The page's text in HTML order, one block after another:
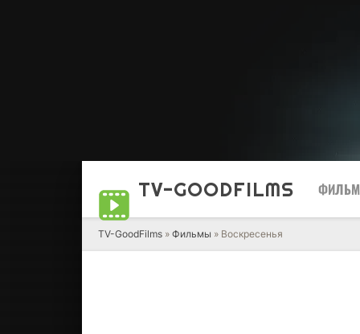
TV-GOODFILMS
TV-GoodFilms » Фильмы » Воскресенья